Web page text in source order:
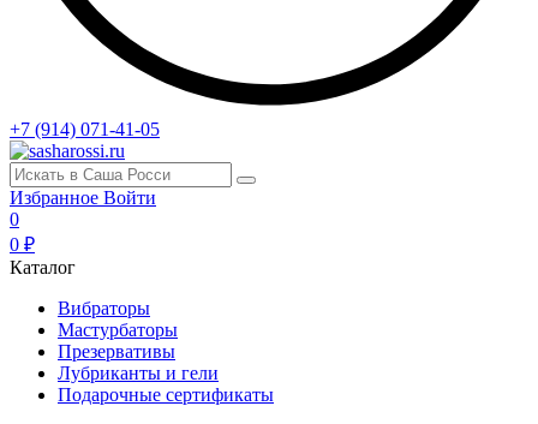
+7 (914) 071-41-05
Избранное Войти
0
0 ₽
Каталог
Вибраторы
Мастурбаторы
Презервативы
Лубриканты и гели
Подарочные сертификаты